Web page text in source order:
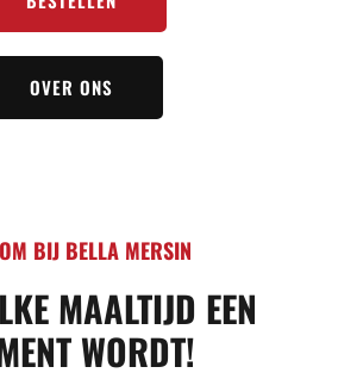
OVER ONS
BIJ BELLA MERSIN
MAALTIJD EEN
WORDT!